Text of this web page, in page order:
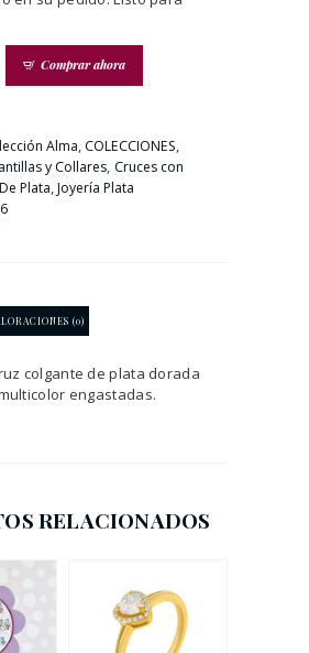
Comprar ahora
Alma, COLECCIONES,
y Collares, Cruces con
Plata,Joyería Plata
(0)
colgante de plata dorada
engastadas.
RELACIONADOS